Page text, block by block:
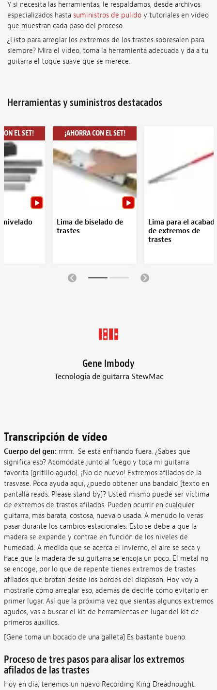
Y si necesita las herramientas, le respaldamos, desde archivos
especializados hasta suministros de pulido y tutoriales en vídeo
que muestran cada paso del proceso.
¿Listo para arreglar los extremos de los trastes sobresalen para
siempre? Mira el vídeo, toma la herramienta adecuada y da a tu
guitarra el toque suave que se merece.
Herramientas y suministros destacados
EL SET!
nivelado
¡AHORRA CON EL SET!
Lima de biselado de
trastes
Lima para el
de extremos de
trastes
Gene Imbody
Tecnología de guitarra StewMac
Transcripción de vídeo
Cuerpo del gen: rrrrrr. Se está enfriando fuera. ¿Sabes qué
significa eso? Acomódate junto al fuego y toca mi guitarra
favorita [gritillo agudo]. ¡No de nuevo! Extremos afilados de la
trasvase. Poca ayuda aquí, ¿puedo obtener una bandaid [texto en
pantalla reads: Please stand by]? Usted mismo puede ser víctima
de extremos de trastos afilados. Pueden ocurrir en cualquier
guitarra, más barata, costosa, nueva o usada. A menudo lo verás
pasar durante los cambios estacionales. Esto se debe a que la
madera se expande y contrae en función de los niveles de
humedad. A medida que se acerca el invierno, el aire se seca y
hace que la madera de su guitarra se encoja un poco. El metal no
se encoge, por lo que de repente tienes extremos de trastes
afilados que brotan desde los bordes del diapasón. Hoy voy a
mostrarle cómo arreglar eso, además de decirle cómo evitarlo en
primer lugar. Así que la próxima vez que sientas algunos extremos
agudos, vas a buscar el kit de herramientas en lugar del kit de
primeros auxilios.
[Gene toma un bocado de una galleta] Es bastante bueno.
Proceso de tres pasos para alisar los extremos
afilados de las trastes
Hoy en día, tenemos un nuevo Recording King Dreadnought.